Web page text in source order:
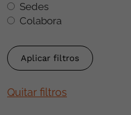
Sedes
Colabora
Quitar filtros